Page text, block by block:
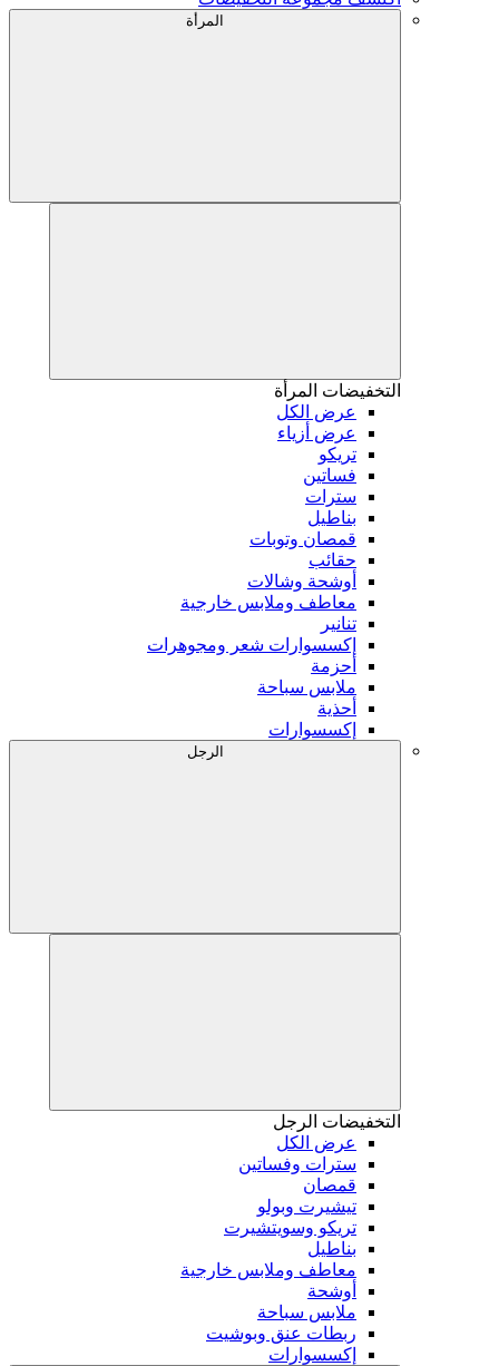
المرأة
التخفيضات المرأة
عرض الكل
عرض أزياء
تريكو
فساتين
سترات
بناطيل
قمصان وتوبات
حقائب
أوشحة وشالات
معاطف وملابس خارجية
تنانير
إكسسوارات شعر ومجوهرات
أحزمة
ملابس سباحة
أحذية
إكسسوارات
الرجل
التخفيضات الرجل
عرض الكل
سترات وفساتين
قمصان
تيشيرت وبولو
تريكو وسويتشيرت
بناطيل
معاطف وملابس خارجية
أوشحة
ملابس سباحة
ربطات عنق وبوشيت
إكسسوارات